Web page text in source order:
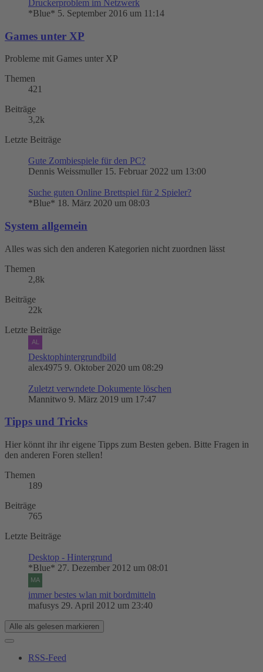
Druckerproblem im Netzwerk
*Blue* 5. September 2016 um 11:14
Games unter XP
Probleme mit Games unter XP
Themen
421
Beiträge
3,2k
Letzte Beiträge
Gute Zombiespiele für den PC?
Dennis Weissmuller 15. Februar 2022 um 13:00
Suche guten Online Brettspiel für 2 Spieler?
*Blue* 18. März 2020 um 08:03
System allgemein
Alles was sich den anderen Kategorien nicht zuordnen lässt
Themen
2,8k
Beiträge
22k
Letzte Beiträge
Desktophintergrundbild
alex4975 9. Oktober 2020 um 08:29
Zuletzt verwndete Dokumente löschen
Mannitwo 9. März 2019 um 17:47
Tipps und Tricks
Hier könnt ihr ihr eigene Tipps zum Besten geben. Bitte Fragen in
den anderen Foren stellen!
Themen
189
Beiträge
765
Letzte Beiträge
Desktop - Hintergrund
*Blue* 27. Dezember 2012 um 08:01
immer bestes wlan mit bordmitteln
mafusys 29. April 2012 um 23:40
Alle als gelesen markieren
RSS-Feed